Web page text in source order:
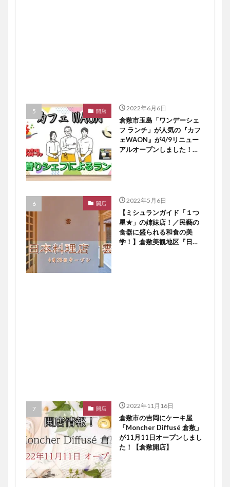
開店 2022年6月6日
倉敷市玉島「ワンデーシェ
フ ランチ」が人気の『カフ
ェWAON』が4/9リニュー
アルオープンしました！
開店 2022年5月6日
【ミシュランガイド「１つ
星★」の姉妹店！／民藝の
食器に盛られる和食の美
学！】倉敷美観地区『日本
開店 2022年11月16日
倉敷市の吉岡にケーキ屋
「Moncher Diffusé 倉敷」
が11月11日オープンしまし
た！【倉敷開店】